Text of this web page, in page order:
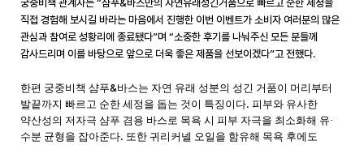
궁중비책 관계자는 “샴푸&바스만의 자연유래성긴거품으로 빠르고 순한 세정을
직접 경험해 보시길 바라는 마음에서 진행한 이번 이벤트가 소비자 여러분의 많은
관심과 참여로 성황리에 종료됐다”며 “소중한 후기를 나눠주신 모든 분들께
감사드리며 이를 바탕으로 앞으로 더욱 좋은 제품을 선보이겠다”고 전했다.
한편 궁중비책 샴푸&바스는 자연 유래 성분의 성긴 거품이 머리부터
발끝까지 빠르고 순한 세정을 돕는 것이 특징이다. 피부와 유사한
약산성의 저자극 샴푸 겸용 바스로 목욕 시 피부 자극을 최소화해 유·
수분 균형을 잡아준다. 또한 귀리커넬 오일을 함유해 목욕 후에도